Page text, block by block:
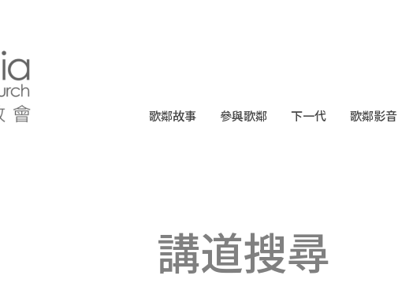
歌鄰故事 參與歌鄰 下一代 歌鄰影音
講道搜尋